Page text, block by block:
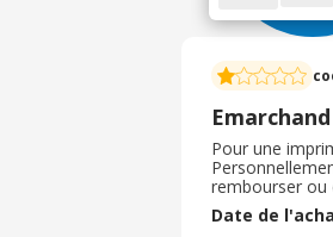
Pour une
rembourser ou
PayPal (
après une
Date de